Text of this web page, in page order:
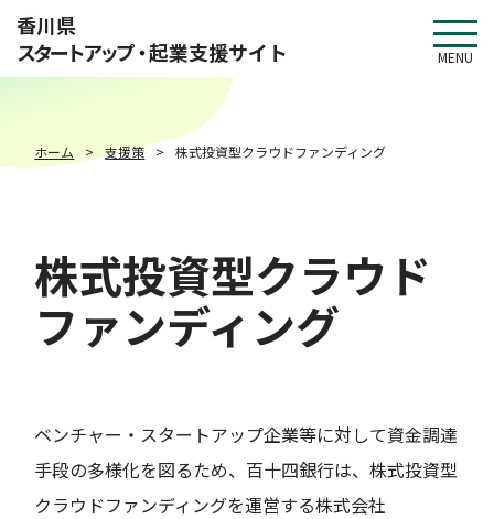
香川県
スタートアップ・起業支援サイト MENU
ホーム 支援策 株式投資型クラウドファンディング
株式投資型クラウド
ファンディング
ベンチャー・スタートアップ企業等に対して資金調達
手段の多様化を図るため、百十四銀行は、株式投資型
クラウドファンディングを運営する株式会社